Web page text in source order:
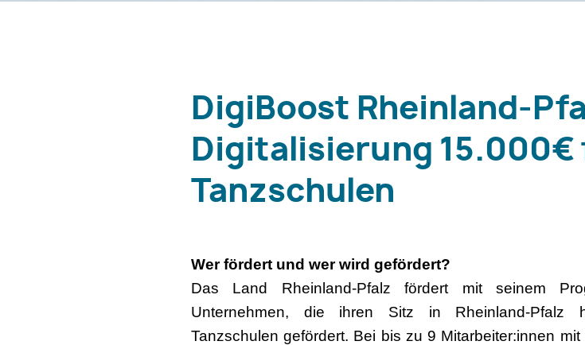
DigiBoost Rheinland-
Digitalisierung 15.000€
Tanzschulen
Wer fördert und wer wird gefördert?
Das Land Rheinland-Pfalz fördert mit seinem
Unternehmen, die ihren Sitz in Rheinland-
Tanzschulen gefördert. Bei bis zu 9 Mitarbeiter:innen